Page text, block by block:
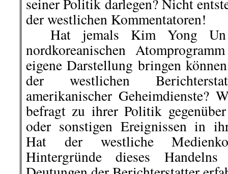
seiner Politik darlegen? Nicht
der westlichen Kommentatoren!
Hat jemals Kim Yong Un
nordkoreanischen
eigene Darstellung bringen
der westlichen
amerikanischer Geheimdienste?
befragt zu ihrer Politik
oder sonstigen Ereignissen in
Hat der westliche
Hintergründe dieses